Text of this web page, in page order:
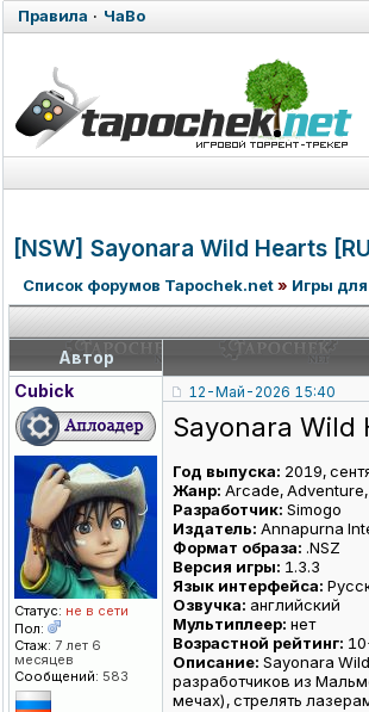
Правила · ЧаВо
[NSW] Sayonara Wild Hearts
Список форумов Tapochek.net» Игры
Автор
Cubick
Статус: не в сети
Пол:
Стаж: 7 лет 6
месяцев
Сообщений: 583
12-Май-2026 15:40
Sayonara Wild
Год выпуска: 2019,
Жанр: Arcade,
Разработчик: Simogo
Издатель: Annapurna
Формат образа: .NSZ
Версия игры: 1.3.3
Язык интерфейса:
Озвучка: английский
Мультиплеер: нет
Возрастной рейтинг:
Описание: Sayonara
разработчиков из
мечах), стрелять